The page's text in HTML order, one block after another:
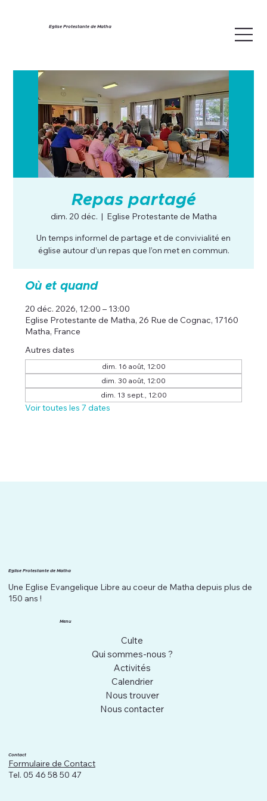
Eglise Protestante de Matha
Repas partagé
dim. 20 déc.
  |
Eglise Protestante de Matha
Un temps informel de partage et de convivialité en
église autour d’un repas que l’on met en commun.
Où et quand
20 déc. 2026, 12:00 – 13:00
Eglise Protestante de Matha, 26 Rue de Cognac, 17160
Matha, France
Autres dates
dim. 16 août, 12:00
dim. 30 août, 12:00
dim. 13 sept., 12:00
Voir toutes les 7 dates
Eglise Protestante de Matha
Une Eglise Evangelique Libre au coeur de Matha depuis plus de
150 ans !
Menu
Culte
Qui sommes-nous ?
Activités
Calendrier
Nous trouver
Nous contacter
Contact
Formulaire de Contact
Tel. 05 46 58 50 47